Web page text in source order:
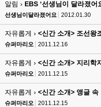
알림 › EBS ‘선생님이 달라졌
선생님이달라졌어요 2012.01.30
자유롭게 › <신간 소개> 조선왕
슈퍼마리오 2011.12.16
자유롭게 › <신간 소개> 지리학
슈퍼마리오 2011.12.15
자유롭게 › <신간 소개> 앵글 속
슈퍼마리오 2011.12.15